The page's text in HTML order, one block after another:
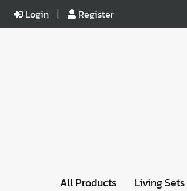
Login Register
All Products Living Sets